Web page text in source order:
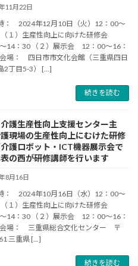
11月22日
： 2024年12月10日（火）12：00～
１）生産性向上に向けた研修会
14：30 （２）展示会 12：00～16：
場： 四日市市文化会館（三重県四日
2丁目5-3） […]
続きを読む
介護生産性向上支援センター主
現場の生産性向上にむけた研修
護ロボット・ICT機器展示会で
の西が研修講師を行います
8月16日
： 2024年10月16日（水）12：00～
１）生産性向上に向けた研修会
14：30 （２）展示会 12：00～16：
会場： 三重県総合文化センター 〒
三重県 […]
続きを読む